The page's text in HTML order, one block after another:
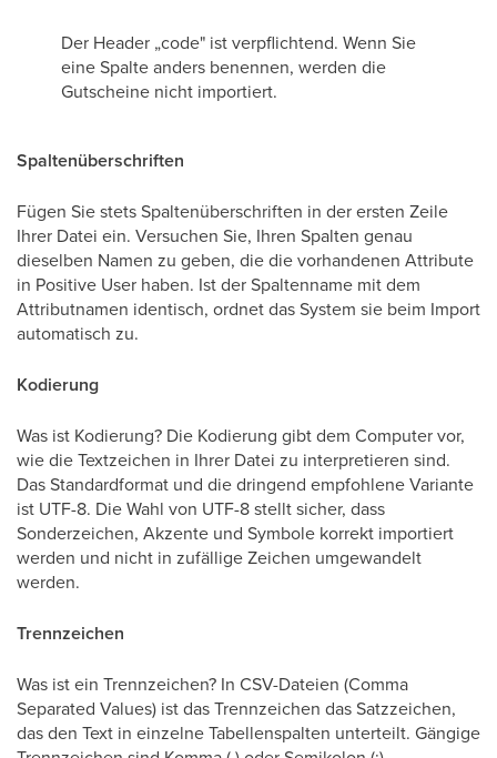
Der Header „code" ist verpflichtend. Wenn Sie
eine Spalte anders benennen, werden die
Gutscheine nicht importiert.
Spaltenüberschriften
Fügen Sie stets Spaltenüberschriften in der ersten Zeile
Ihrer Datei ein. Versuchen Sie, Ihren Spalten genau
dieselben Namen zu geben, die die vorhandenen Attribute
in Positive User haben. Ist der Spaltenname mit dem
Attributnamen identisch, ordnet das System sie beim Import
automatisch zu.
Kodierung
Was ist Kodierung? Die Kodierung gibt dem Computer vor,
wie die Textzeichen in Ihrer Datei zu interpretieren sind.
Das Standardformat und die dringend empfohlene Variante
ist UTF-8. Die Wahl von UTF-8 stellt sicher, dass
Sonderzeichen, Akzente und Symbole korrekt importiert
werden und nicht in zufällige Zeichen umgewandelt
werden.
Trennzeichen
Was ist ein Trennzeichen? In CSV-Dateien (Comma
Separated Values) ist das Trennzeichen das Satzzeichen,
das den Text in einzelne Tabellenspalten unterteilt. Gängige